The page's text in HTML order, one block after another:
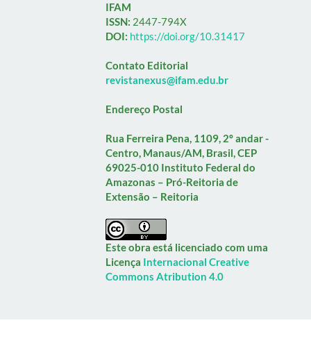
IFAM
ISSN: 2447-794X
DOI: https://doi.org/10.31417
Contato Editorial
revistanexus@ifam.edu.br
Endereço Postal
Rua Ferreira Pena, 1109, 2º andar -
Centro, Manaus/AM, Brasil, CEP
69025-010 Instituto Federal do
Amazonas – Pró-Reitoria de
Extensão – Reitoria
Este obra está licenciado com uma
Licença Internacional Creative
Commons Atribution 4.0